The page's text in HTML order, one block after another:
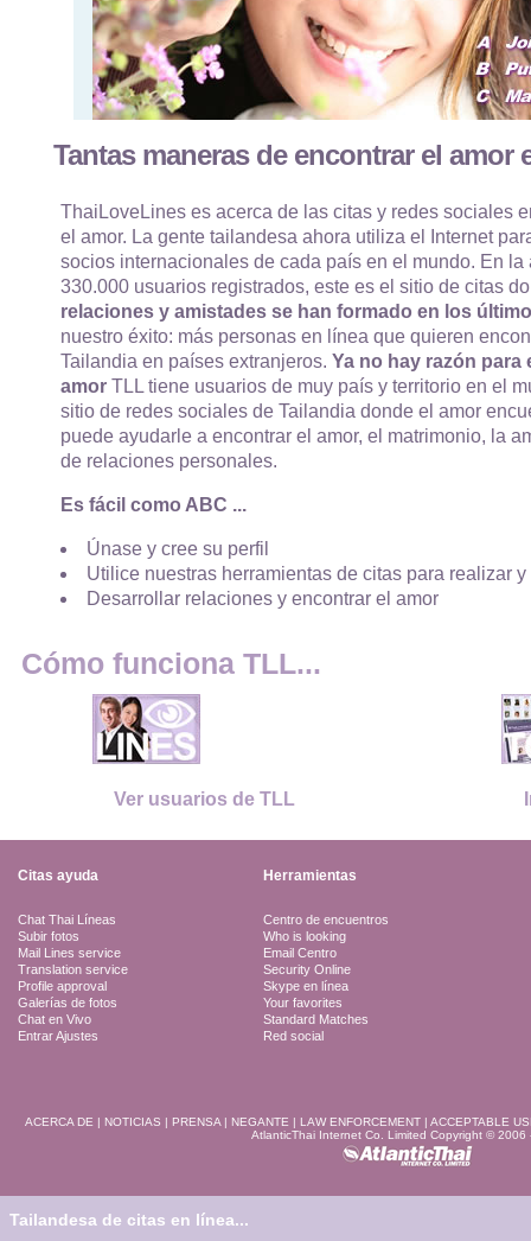
Tantas maneras de encontrar el amor
ThaiLoveLines es acerca de las citas y redes sociales
el amor. La gente tailandesa ahora utiliza el Internet
socios internacionales de cada país en el mundo. En la
330.000 usuarios registrados, este es el sitio de citas
relaciones y amistades se han formado en los
nuestro éxito: más personas en línea que quieren
Tailandia en países extranjeros. Ya no hay razón
amor TLL tiene usuarios de muy país y territorio en el
sitio de redes sociales de Tailandia donde el amor
puede ayudarle a encontrar el amor, el matrimonio, la
de relaciones personales.
Es fácil como ABC ...
Únase y cree su perfil
Utilice nuestras herramientas de citas para realizar
Desarrollar relaciones y encontrar el amor
Cómo funciona TLL...
Ver usuarios de TLL
Citas ayuda Herramientas
Chat Thai Líneas
Subir fotos
Mail Lines service
Translation service
Profile approval
Galerías de fotos
Chat en Vivo
Entrar Ajustes
Centro de encuentros
Who is looking
Email Centro
Security Online
Skype en línea
Your favorites
Standard Matches
Red social
ACERCA DE | NOTICIAS | PRENSA| NEGANTE | LAW ENFORCEMENT| ACCEPTABLE
AtlanticThai Internet Co. Limited Copyright © 2006
Tailandesa de citas en línea...